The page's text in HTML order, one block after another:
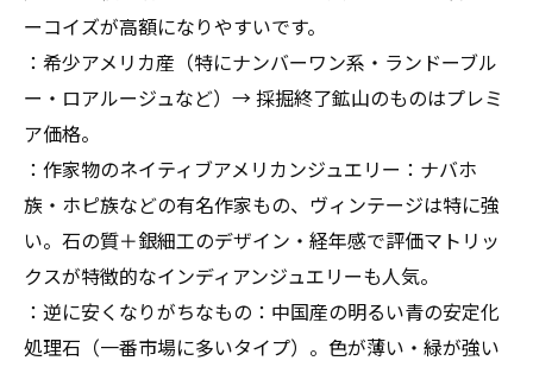
ーコイズが高額になりやすいです。
：希少アメリカ産（特にナンバーワン系・ランドーブル
ー・ロアルージュなど）→ 採掘終了鉱山のものはプレミ
ア価格。
：作家物のネイティブアメリカンジュエリー：ナバホ
族・ホピ族などの有名作家もの、ヴィンテージは特に強
い。石の質＋銀細工のデザイン・経年感で評価マトリッ
クスが特徴的なインディアンジュエリーも人気。
：逆に安くなりがちなもの：中国産の明るい青の安定化
処理石（一番市場に多いタイプ）。色が薄い・緑が強い